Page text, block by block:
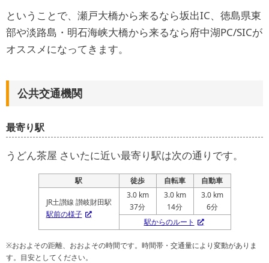
ということで、瀬戸大橋から来るなら坂出IC、徳島県東
部や淡路島・明石海峡大橋から来るなら府中湖PC/SICが
オススメになってきます。
公共交通機関
最寄り駅
うどん茶屋 さいたに近い最寄り駅は次の通りです。
駅 徒歩 自転車 自動車
JR土讃線 讃岐財田駅
駅前の様子
3.0 km
37分
3.0 km
14分
3.0 km
6分
駅からのルート
※おおよその距離、おおよその時間です。時間帯・交通量により変動がありま
す。目安としてください。